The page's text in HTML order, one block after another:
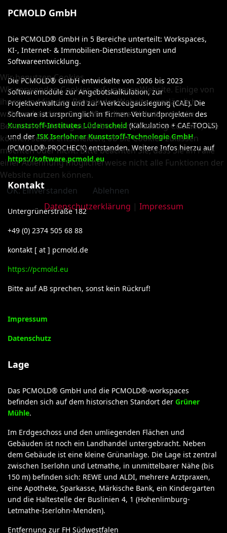
PCMOLD GmbH
Die PCMOLD® GmbH in 5 Bereiche unterteilt: Workspaces,
KI-, Internet- & Immobilien-Dienstleistungen und
Softwareentwicklung.
Die PCMOLD® GmbH entwickelte von 2006 bis 2023
Softwaremodule zur Angebotskalkulation, zur
Projektverwaltung und zur Werkzeugauslegung (CAE). Die
Software ist ursprünglich in Firmen-Verbundprojekten des
Kunststoff-Institutes Lüdenscheid(Kalkulation + CAE-TOOLS)
und derISK Iserlohner Kunststoff-Technologie GmbH
(PCMOLD®-PROCHECK) entstanden. Weitere Infos hierzu auf
https://software.pcmold.eu
Kontakt
Untergrünerstraße 182
+49 (0) 2374 505 68 88
kontakt [ at ] pcmold.de
https://pcmold.eu
Bitte auf AB sprechen, sonst kein Rückruf!
Impressum
Datenschutz
Lage
Das PCMOLD® GmbH und die PCMOLD®-workspaces
befinden sich auf dem historischen Standort der Grüner
Mühle.
Im Erdgeschoss und den umliegenden Flächen und
Gebäuden ist noch ein Landhandel untergebracht. Neben
dem Gebäude ist eine kleine Grünanlage. Die Lage ist zentral
zwischen Iserlohn und Letmathe, in unmittelbarer Nähe (bis
150 m) befinden sich: REWE und ALDI, mehrere Arztpraxen,
eine Apotheke, Sparkasse, Märkische Bank, ein Kindergarten
und die Haltestelle der Buslinien 4, 1 (Hohenlimburg-
Letmathe-Iserlohn-Menden).
Entfernung zur FH Südwestfalen
Wir benutzen Cookies
Wir verwenden Cookies auf unserer Website. Einige von
ihnen sind für den Betrieb der Website unerlässlich,
während andere uns helfen, diese Website und die
Benutzererfahrung zu verbessern (Tracking-Cookies). Sie
können selbst entscheiden, ob Sie Cookies zulassen
möchten oder nicht. Bitte beachten Sie, dass Sie im Falle
einer Ablehnung möglicherweise nicht alle Funktionen der
Website nutzen können.
OK: Einverstanden
Ablehnen
Datenschutzerklärung | Impressum